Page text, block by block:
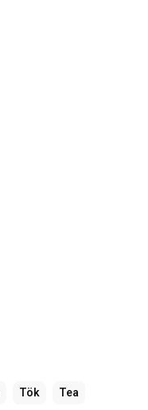
Tök Tea